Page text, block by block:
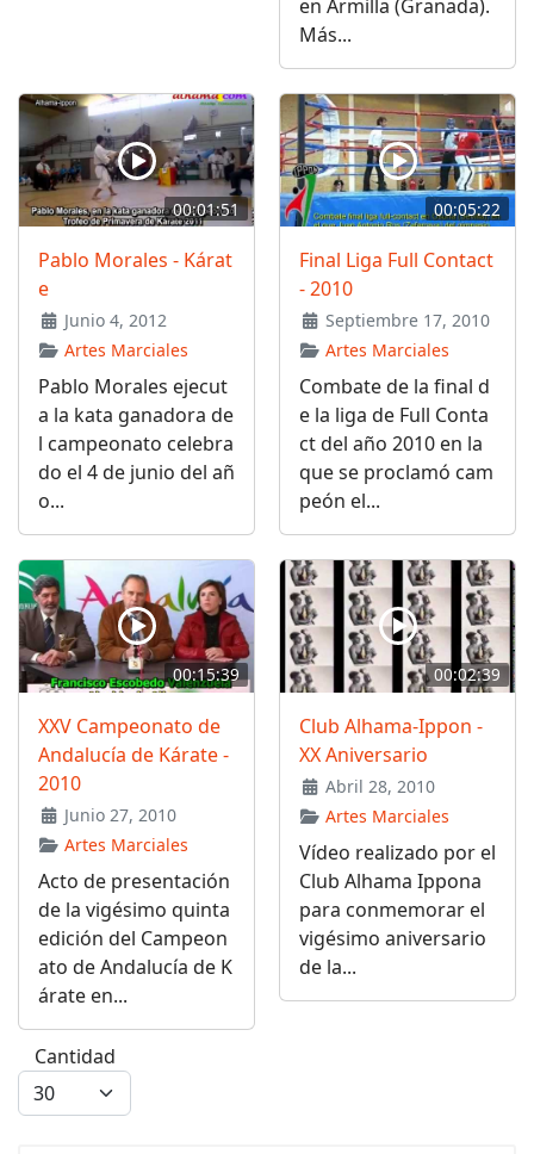
en Armilla (Granada).
Más...
00:01:51
Pablo Morales - Kárat
e
Junio 4, 2012
Artes Marciales
Pablo Morales ejecut
a la kata ganadora de
l campeonato celebra
do el 4 de junio del añ
o...
00:05:22
Final Liga Full Contact
- 2010
Septiembre 17, 2010
Artes Marciales
Combate de la final d
e la liga de Full Conta
ct del año 2010 en la
que se proclamó cam
peón el...
00:15:39
XXV Campeonato de
Andalucía de Kárate -
2010
Junio 27, 2010
Artes Marciales
Acto de presentación
de la vigésimo quinta
edición del Campeon
ato de Andalucía de K
árate en...
00:02:39
Club Alhama-Ippon -
XX Aniversario
Abril 28, 2010
Artes Marciales
Vídeo realizado por el
Club Alhama Ippona
para conmemorar el
vigésimo aniversario
de la...
Cantidad